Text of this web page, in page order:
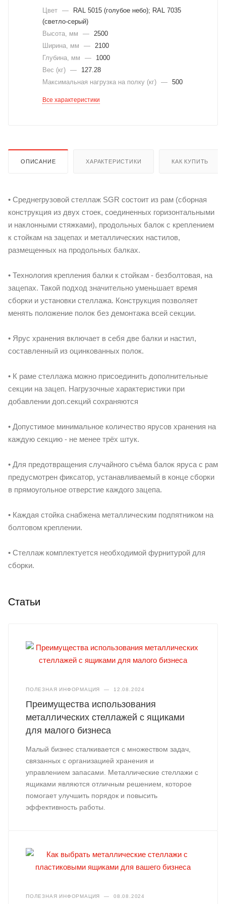
Цвет —
RAL 5015 (голубое небо); RAL 7035
(светло-серый)
Высота, мм
— 2500
Ширина, мм
— 2100
Глубина, мм
—
1000
Вес (кг) —
127.28
Максимальная нагрузка на полку (кг) — 500
Все характеристики
ОПИСАНИЕ ХАРАКТЕРИСТИКИ КАК КУПИТЬ
• Среднегрузовой стеллаж SGR состоит из рам (сборная
конструкция из двух стоек, соединенных горизонтальными
и наклонными стяжками), продольных балок с креплением
к стойкам на зацепах и металлических настилов,
размещенных на продольных балках.
• Технология крепления балки к стойкам - безболтовая, на
зацепах. Такой подход значительно уменьшает время
сборки и установки стеллажа. Конструкция позволяет
менять положение полок без демонтажа всей секции.
• Ярус хранения включает в себя две балки и настил,
составленный из оцинкованных полок.
• К раме стеллажа можно присоединить дополнительные
секции на зацеп. Нагрузочные характеристики при
добавлении доп.секций сохраняются
• Допустимое минимальное количество ярусов хранения на
каждую секцию - не менее трёх штук.
• Для предотвращения случайного съёма балок яруса с рам
предусмотрен фиксатор, устанавливаемый в конце сборки
в прямоугольное отверстие каждого зацепа.
• Каждая стойка снабжена металлическим подпятником на
болтовом креплении.
• Стеллаж комплектуется необходимой фурнитурой для
сборки.
Статьи
ПОЛЕЗНАЯ ИНФОРМАЦИЯ — 12.08.2024
Преимущества использования
металлических стеллажей с ящиками
для малого бизнеса
Малый бизнес сталкивается с множеством задач,
связанных с организацией хранения и
управлением запасами. Металлические стеллажи с
ящиками являются отличным решением, которое
помогает улучшить порядок и повысить
эффективность работы.
ПОЛЕЗНАЯ ИНФОРМАЦИЯ — 08.08.2024